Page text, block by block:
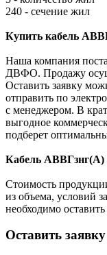
240 - сечение жил
Купить кабель
Наша компания
ДВФО. Продажу
Оставить заявку
отправить по
с менеджером. В
выгодное
подберет
Кабель АВВГзнг(A)
Стоимость
из объема, условий
необходимо оставить
Оставить